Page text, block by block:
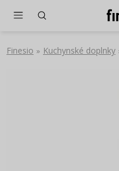
Finesio » Kuchynské doplnky